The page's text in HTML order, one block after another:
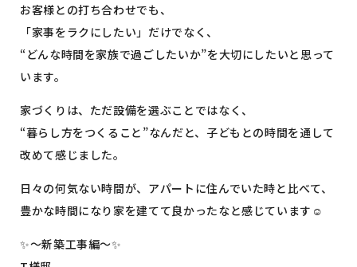
お客様との打ち合わせでも、
「家事をラクにしたい」だけでなく、
“どんな時間を家族で過ごしたいか”を大切にしたいと思って
います。
家づくりは、ただ設備を選ぶことではなく、
“暮らし方をつくること”なんだと、子どもとの時間を通して
改めて感じました。
日々の何気ない時間が、アパートに住んでいた時と比べて、
豊かな時間になり家を建てて良かったなと感じています☺️
✨〜新築工事編〜✨